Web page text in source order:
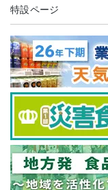
特設ページ